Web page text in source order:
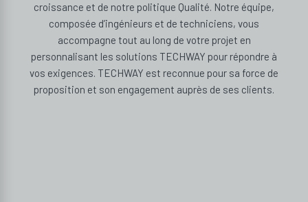
croissance et de notre politique Qualité. Notre équipe,
composée d’ingénieurs et de techniciens, vous
accompagne tout au long de votre projet en
personnalisant les solutions TECHWAY pour répondre à
vos exigences. TECHWAY est reconnue pour sa force de
proposition et son engagement auprès de ses clients.